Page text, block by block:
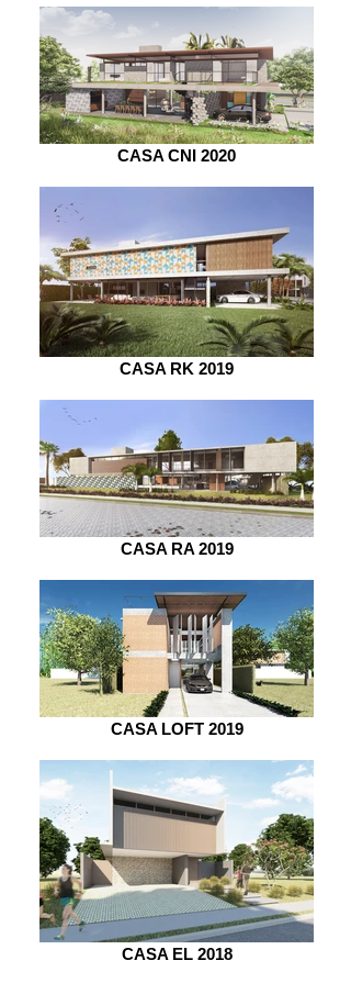
CASA CNI 2020
CASA RK 2019
CASA RA 2019
CASA LOFT 2019
CASA EL 2018